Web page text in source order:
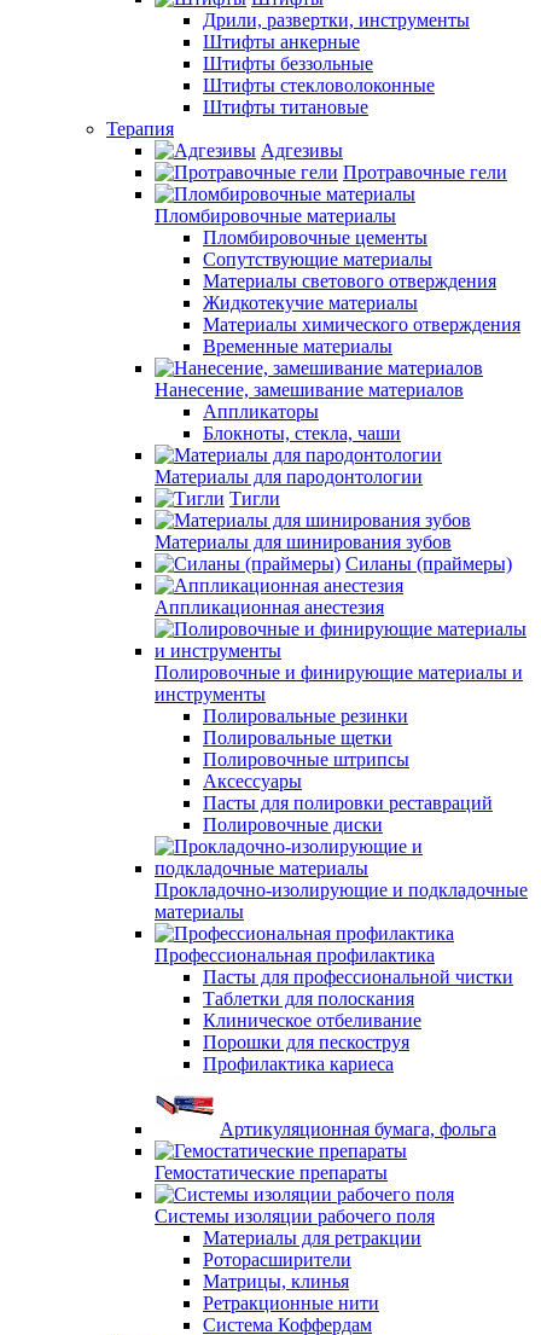
Дрили, развертки, инструменты
Штифты анкерные
Штифты беззольные
Штифты стекловолоконные
Штифты титановые
Терапия
Адгезивы
Протравочные гели
Пломбировочные материалы
Пломбировочные цементы
Сопутствующие материалы
Материалы светового отверждения
Жидкотекучие материалы
Материалы химического отверждения
Временные материалы
Нанесение, замешивание материалов
Аппликаторы
Блокноты, стекла, чаши
Материалы для пародонтологии
Тигли
Материалы для шинирования зубов
Силаны (праймеры)
Аппликационная анестезия
Полировочные и финирующие материалы и
инструменты
Полировальные резинки
Полировальные щетки
Полировочные штрипсы
Аксессуары
Пасты для полировки реставраций
Полировочные диски
Прокладочно-изолирующие и подкладочные
материалы
Профессиональная профилактика
Пасты для профессиональной чистки
Таблетки для полоскания
Клиническое отбеливание
Порошки для пескоструя
Профилактика кариеса
Артикуляционная бумага, фольга
Гемостатические препараты
Системы изоляции рабочего поля
Материалы для ретракции
Роторасширители
Матрицы, клинья
Ретракционные нити
Система Коффердам